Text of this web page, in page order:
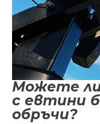
Можете ли
с евтини
обръчи?